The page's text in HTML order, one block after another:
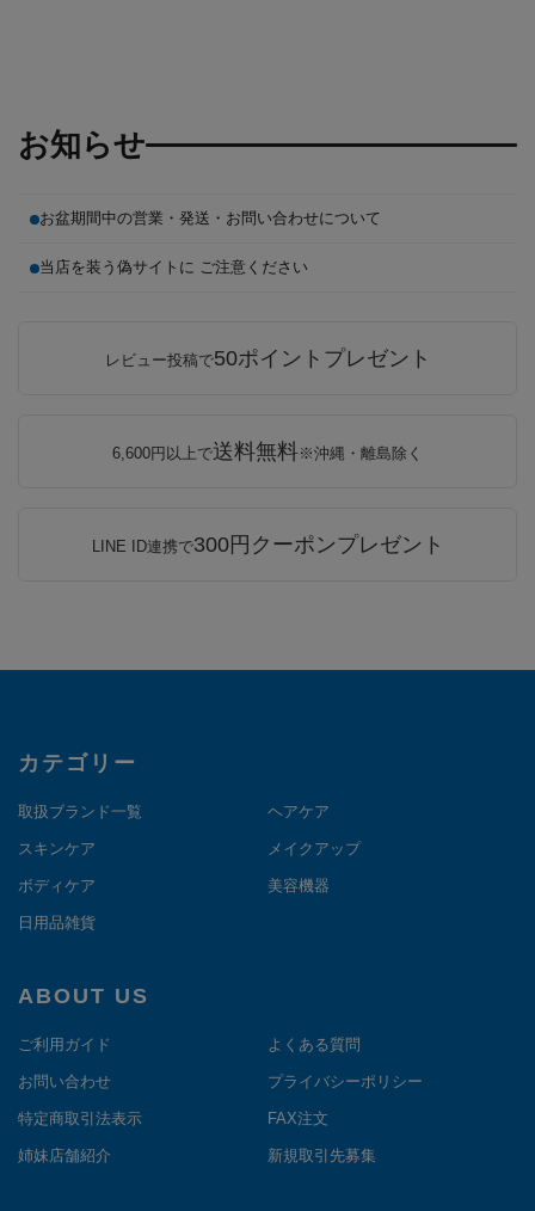
お知らせ
お盆期間中の営業・発送・お問い合わせについて
当店を装う偽サイトに ご注意ください
レビュー投稿で50ポイントプレゼント
6,600円以上で送料無料※沖縄・離島除く
LINE ID連携で300円クーポンプレゼント
カテゴリー
取扱ブランド一覧 ヘアケア
スキンケア メイクアップ
ボディケア 美容機器
日用品雑貨
ABOUT US
ご利用ガイド よくある質問
お問い合わせ プライバシーポリシー
特定商取引法表示 FAX注文
姉妹店舗紹介 新規取引先募集